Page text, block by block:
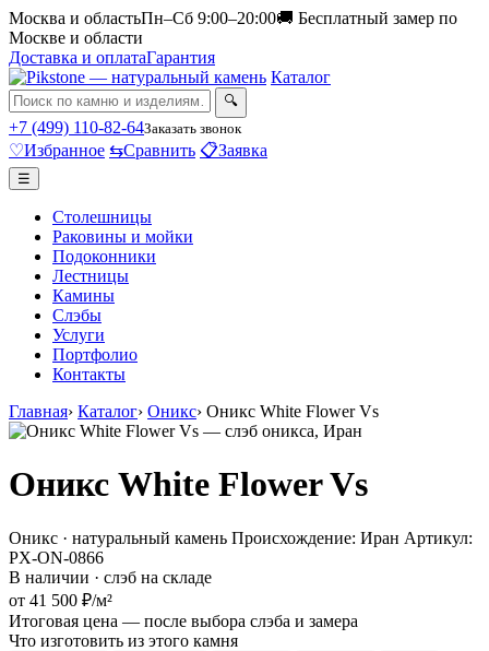
Москва и областьПн–Сб 9:00–20:00🚚 Бесплатный замер по
Москве и области
Доставка и оплатаГарантия
Каталог
🔍
+7 (499) 110-82-64Заказать звонок
♡Избранное ⇆Сравнить 📋Заявка
☰
Столешницы
Раковины и мойки
Подоконники
Лестницы
Камины
Слэбы
Услуги
Портфолио
Контакты
Главная› Каталог› Оникс› Оникс White Flower Vs
Оникс White Flower Vs
Оникс · натуральный камень Происхождение: Иран Артикул:
PX-ON-0866
В наличии · слэб на складе
от 41 500 ₽/м²
Итоговая цена — после выбора слэба и замера
Что изготовить из этого камня